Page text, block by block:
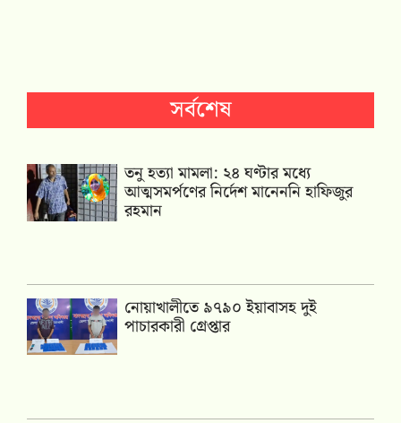
সর্বশেষ
তনু হত্যা মামলা: ২৪ ঘণ্টার মধ্যে
আত্মসমর্পণের নির্দেশ মানেননি হাফিজুর
রহমান
নোয়াখালীতে ৯৭৯০ ইয়াবাসহ দুই
পাচারকারী গ্রেপ্তার